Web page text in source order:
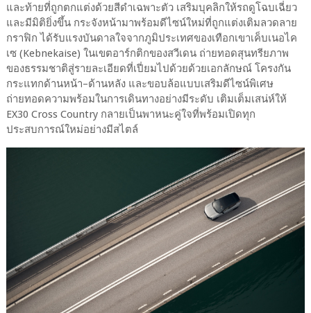
และท้ายที่ถูกตกแต่งด้วยสีดำเฉพาะตัว เสริมบุคลิกให้รถดูโฉบเฉี่ยว
และมีมิติยิ่งขึ้น กระจังหน้ามาพร้อมดีไซน์ใหม่ที่ถูกแต่งเติมลวดลาย
กราฟิก ได้รับแรงบันดาลใจจากภูมิประเทศของเทือกเขาเค็บเนอไค
เซ (Kebnekaise) ในเขตอาร์กติกของสวีเดน ถ่ายทอดสุนทรียภาพ
ของธรรมชาติสู่รายละเอียดที่เปี่ยมไปด้วยด้วยเอกลักษณ์ โครงกัน
กระแทกด้านหน้า–ด้านหลัง และขอบล้อแบบเสริมดีไซน์พิเศษ
ถ่ายทอดความพร้อมในการเดินทางอย่างมีระดับ เติมเต็มเสน่ห์ให้
EX30 Cross Country กลายเป็นพาหนะคู่ใจที่พร้อมเปิดทุก
ประสบการณ์ใหม่อย่างมีสไตล์